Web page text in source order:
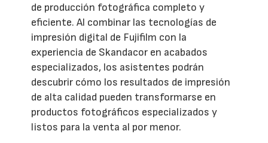
de producción fotográfica completo y
eficiente. Al combinar las tecnologías de
impresión digital de Fujifilm con la
experiencia de Skandacor en acabados
especializados, los asistentes podrán
descubrir cómo los resultados de impresión
de alta calidad pueden transformarse en
productos fotográficos especializados y
listos para la venta al por menor.